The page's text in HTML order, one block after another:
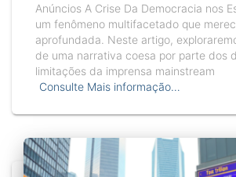
Anúncios A Crise Da Democracia nos
um fenômeno multifacetado que
aprofundada. Neste artigo,
de uma narrativa coesa por parte dos
limitações da imprensa mainstream
Consulte Mais informação…